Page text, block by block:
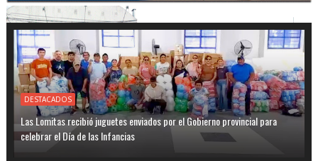
DESTACADOS
Las Lomitas recibió juguetes enviados por el Gobierno provincial para
celebrar el Día de las Infancias